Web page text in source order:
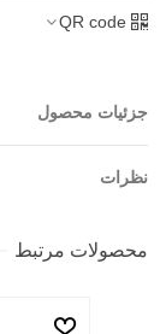
QR code
جزئیات محصول
نظرات
محصولات مرتبط